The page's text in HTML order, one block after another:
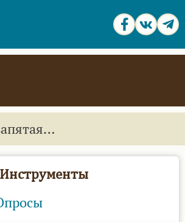
Инструменты